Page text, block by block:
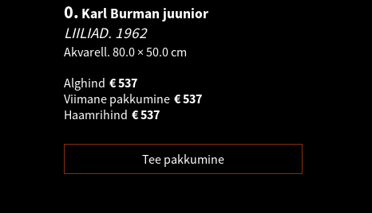
0. Karl Burman juunior
LIILIAD. 1962
Akvarell. 80.0 × 50.0 cm
Alghind
537
€
Viimane pakkumine
537
€
Haamrihind
537
€
Tee pakkumine